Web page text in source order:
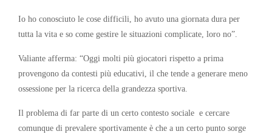
Io ho conosciuto le cose difficili, ho avuto una giornata dura per
tutta la vita e so come gestire le situazioni complicate, loro no”.
Valiante afferma: “Oggi molti più giocatori rispetto a prima
provengono da contesti più educativi, il che tende a generare meno
ossessione per la ricerca della grandezza sportiva.
Il problema di far parte di un certo contesto sociale e cercare
comunque di prevalere sportivamente è che a un certo punto sorge